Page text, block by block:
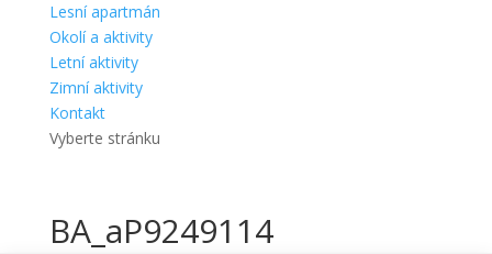
Lesní apartmán
Okolí a aktivity
Letní aktivity
Zimní aktivity
Kontakt
Vyberte stránku
BA_aP9249114